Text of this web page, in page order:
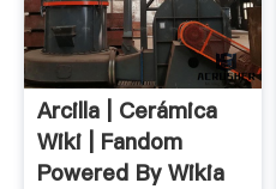
Arcilla | Cerámica
Wiki | Fandom
Powered By Wikia